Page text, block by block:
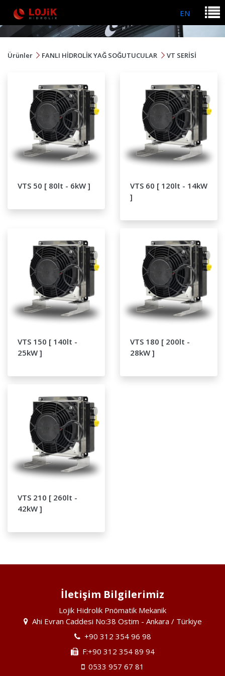
EN
Ürünler FANLI HİDROLİK YAĞ SOĞUTUCULAR VT SERİSİ
VTS 50 [ 80lt - 6kW ]
VTS 60 [ 120lt - 14kW
]
VTS 150 [ 140lt -
25kW ]
VTS 180 [ 200lt -
28kW ]
VTS 210 [ 260lt -
42kW ]
İletişim Bilgilerimiz
Lojik Hidrolik Pnömatik Mekanik
Ahi Evran Caddesi No:38 Ostim - Ankara / Türkiye
+90 312 354 96 98
F:+90 312 354 89 94
0533 957 67 81